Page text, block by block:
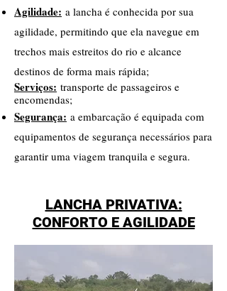
Agilidade: a lancha é conhecida por sua
agilidade, permitindo que ela navegue em
trechos mais estreitos do rio e alcance
destinos de forma mais rápida;
Serviços: transporte de passageiros e
encomendas;
Segurança: a embarcação é equipada com
equipamentos de segurança necessários para
garantir uma viagem tranquila e segura.
LANCHA PRIVATIVA:
CONFORTO E AGILIDADE